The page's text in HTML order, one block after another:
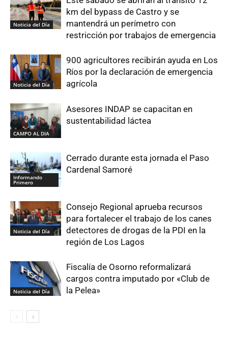
Noticia del Día
km del bypass de Castro y se
mantendrá un perímetro con
restricción por trabajos de emergencia
Noticia del Día
900 agricultores recibirán ayuda en Los
Ríos por la declaración de emergencia
agrícola
CAMPO AL DIA
Asesores INDAP se capacitan en
sustentabilidad láctea
Informando
Primero
Cerrado durante esta jornada el Paso
Cardenal Samoré
Noticia del Día
Consejo Regional aprueba recursos
para fortalecer el trabajo de los canes
detectores de drogas de la PDI en la
región de Los Lagos
Noticia del Día
Fiscalía de Osorno reformalizará
cargos contra imputado por «Club de
la Pelea»